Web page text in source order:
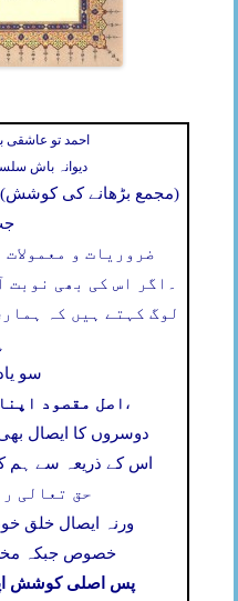
احمد تو عاشقی
دیوانہ باش
(مجمع بڑھانے کی
ضروریات و
اگر اس کی بھی نوبت
لوگ کہتے ہیں کہ
سو
اصل مقصود ،
دوسروں کا ایصال
اس کے ذریعہ سے ہم
حق تعالی
ورنہ ایصال خلق
خصوص جبکہ
پس اصلی کوشش